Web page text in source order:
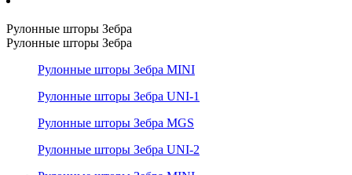
Рулонные шторы Зебра
Рулонные шторы Зебра
Рулонные шторы Зебра MINI
Рулонные шторы Зебра UNI-1
Рулонные шторы Зебра MGS
Рулонные шторы Зебра UNI-2